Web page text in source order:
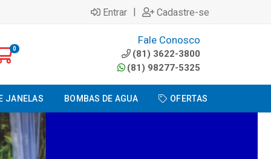
Entrar | Cadastre-se
0
Fale Conosco
(81) 3622-3800
(81) 98277-5325
JANELAS BOMBAS DE AGUA OFERTAS